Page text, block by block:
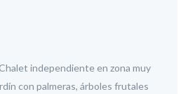
independiente en zona muy
con palmeras, árboles frutales